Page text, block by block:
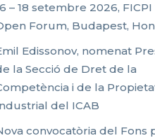
– 18 setembre 2026,
Forum, Budapest,
Edissonov, nomenat
la Secció de Dret de la
i de la
del ICAB
convocatòria del Fons